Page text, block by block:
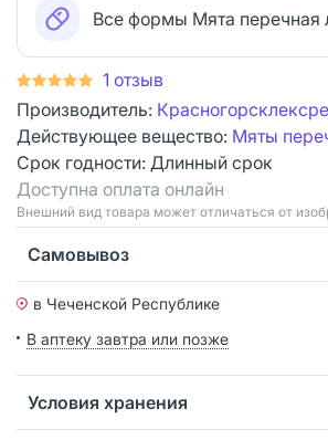
Все формы Мята перечная
1 отзыв
Производитель:
Действующее вещество: Мяты
Срок годности: Длинный срок
Доступна оплата онлайн
Bнешний вид товара может отличаться от
Самовывоз
в Чеченской Республике
В аптеку завтра или позже
Условия хранения